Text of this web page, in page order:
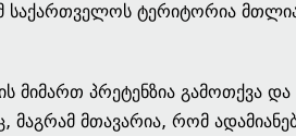
საქართველოს ტერიტორია
მიმართ პრეტენზია გამოთქვა და
მაგრამ მთავარია, რომ